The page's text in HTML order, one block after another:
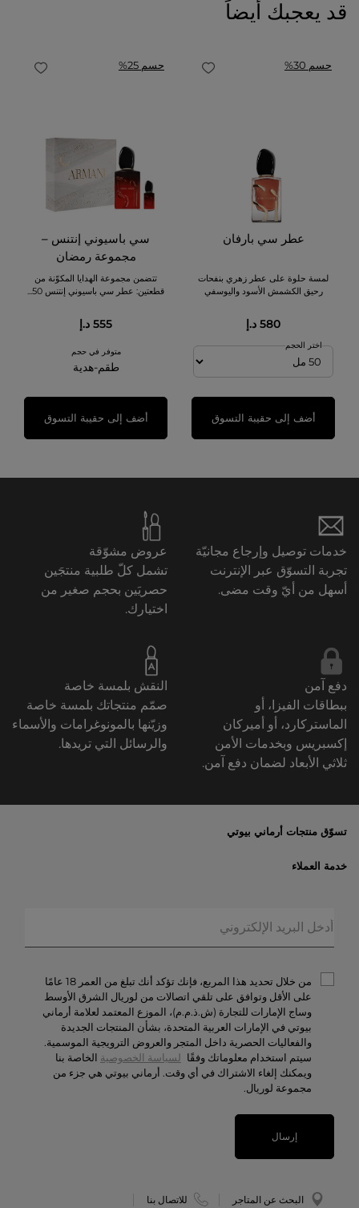
قد يعجبك أيضاً
حسم 30%
عطر سي بارفان
لمسة حلوة على عطر زهري بنفحات
رحيق الكشمش الأسود واليوسفي
580 د.إ
اختر الحجم
أضف إلى حقيبة التسوق
حسم 25%
سي باسيوني إنتنس –
مجموعة رمضان
تتضمن مجموعة الهدايا المكوّنة من
قطعتين: عطر سي باسيوني إنتنس 50...
555 د.إ
متوفر في حجم
طقم-هدية
أضف إلى حقيبة التسوق
خدمات توصيل وإرجاع مجانيّة
تجربة التسوّق عبر الإنترنت
أسهل من أيّ وقت مضى.
عروض مشوّقة
تشمل كلّ طلبية منتجَين
حصريَين بحجم صغير من
اختيارك.
دفع آمن
ببطاقات الفيزا، أو
الماستركارد، أو أميركان
إكسبريس وبخدمات الأمن
ثلاثي الأبعاد لضمان دفع آمن.
النقش بلمسة خاصة
صمّم منتجاتك بلمسة خاصة
وزيّنها بالمونوغرامات والأسماء
والرسائل التي تريدها.
تسوّق منتجات أرماني بيوتي
العروض الحصريّة
المكياج
العطور
خدمة العملاء
حالة الطلبيّة
الخصوصيّة والأمن
الشروط والأحكام
تواصل معنا
الوظائف
من خلال تحديد هذا المربع، فإنك تؤكد أنك تبلغ من العمر 18 عامًا
على الأقل وتوافق على تلقي اتصالات من لوريال الشرق الأوسط
وساج الإمارات للتجارة (ش.ذ.م.م)، الموزع المعتمد لعلامة أرماني
بيوتي في الإمارات العربية المتحدة، بشأن المنتجات الجديدة
والفعاليات الحصرية داخل المتجر والعروض الترويجية الموسمية.
سيتم استخدام معلوماتك وفقًا لسياسة الخصوصية الخاصة بنا
ويمكنك إلغاء الاشتراك في أي وقت. أرماني بيوتي هي جزء من
مجموعة لوريال.
إرسال
البحث عن المتاجر للاتصال بنا